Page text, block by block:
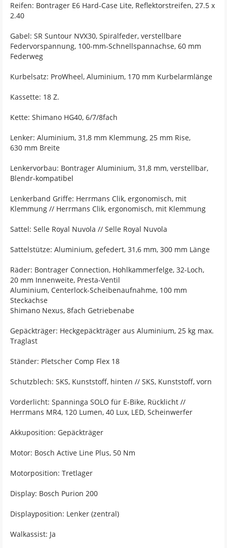
Reifen: Bontrager E6 Hard-Case Lite, Reflektorstreifen, 27.5 x
2.40
Gabel: SR Suntour NVX30, Spiralfeder, verstellbare
Federvorspannung, 100-mm-Schnellspannachse, 60 mm
Federweg
Kurbelsatz: ProWheel, Aluminium, 170 mm Kurbelarmlänge
Kassette: 18 Z.
Kette: Shimano HG40, 6/7/8fach
Lenker: Aluminium, 31,8 mm Klemmung, 25 mm Rise,
630 mm Breite
Lenkervorbau: Bontrager Aluminium, 31,8 mm, verstellbar,
Blendr-kompatibel
Lenkerband Griffe: Herrmans Clik, ergonomisch, mit
Klemmung // Herrmans Clik, ergonomisch, mit Klemmung
Sattel: Selle Royal Nuvola // Selle Royal Nuvola
Sattelstütze: Aluminium, gefedert, 31,6 mm, 300 mm Länge
Räder: Bontrager Connection, Hohlkammerfelge, 32-Loch,
20 mm Innenweite, Presta-Ventil
Aluminium, Centerlock-Scheibenaufnahme, 100 mm
Steckachse
Shimano Nexus, 8fach Getriebenabe
Gepäckträger: Heckgepäckträger aus Aluminium, 25 kg max.
Traglast
Ständer: Pletscher Comp Flex 18
Schutzblech: SKS, Kunststoff, hinten // SKS, Kunststoff, vorn
Vorderlicht: Spanninga SOLO für E-Bike, Rücklicht //
Herrmans MR4, 120 Lumen, 40 Lux, LED, Scheinwerfer
Akkuposition: Gepäckträger
Motor: Bosch Active Line Plus, 50 Nm
Motorposition: Tretlager
Display: Bosch Purion 200
Displayposition: Lenker (zentral)
Walkassist: Ja